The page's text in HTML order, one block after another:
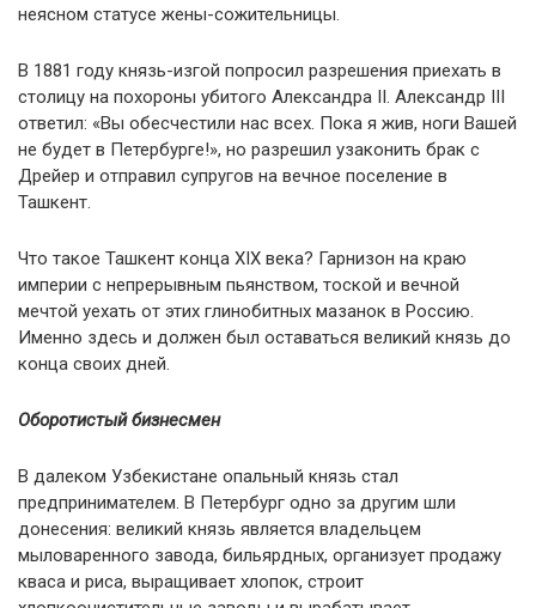
неясном статусе жены-сожительницы.
В 1881 году князь-изгой попросил разрешения приехать в
столицу на похороны убитого Александра II. Александр III
ответил: «Вы обесчестили нас всех. Пока я жив, ноги Вашей
не будет в Петербурге!», но разрешил узаконить брак с
Дрейер и отправил супругов на вечное поселение в
Ташкент.
Что такое Ташкент конца XIX века? Гарнизон на краю
империи с непрерывным пьянством, тоской и вечной
мечтой уехать от этих глинобитных мазанок в Россию.
Именно здесь и должен был оставаться великий князь до
конца своих дней.
Оборотистый бизнесмен
В далеком Узбекистане опальный князь стал
предпринимателем. В Петербург одно за другим шли
донесения: великий князь является владельцем
мыловаренного завода, бильярдных, организует продажу
кваса и риса, выращивает хлопок, строит